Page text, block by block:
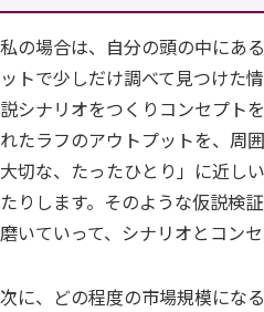
私の場合は、自分の頭の中にあ
ットで少しだけ調べて見つけた
説シナリオをつくりコンセプト
れたラフのアウトプットを、周
大切な、たったひとり」に近し
たりします。そのような仮説検
磨いていって、シナリオとコン
次に、どの程度の市場規模にな